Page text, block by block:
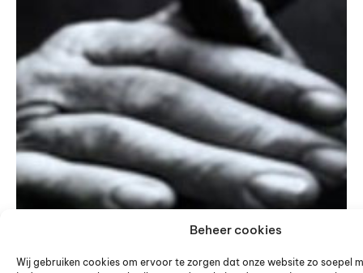
Beheer cookies
Wij gebruiken cookies om ervoor te zorgen dat onze website zo soepel